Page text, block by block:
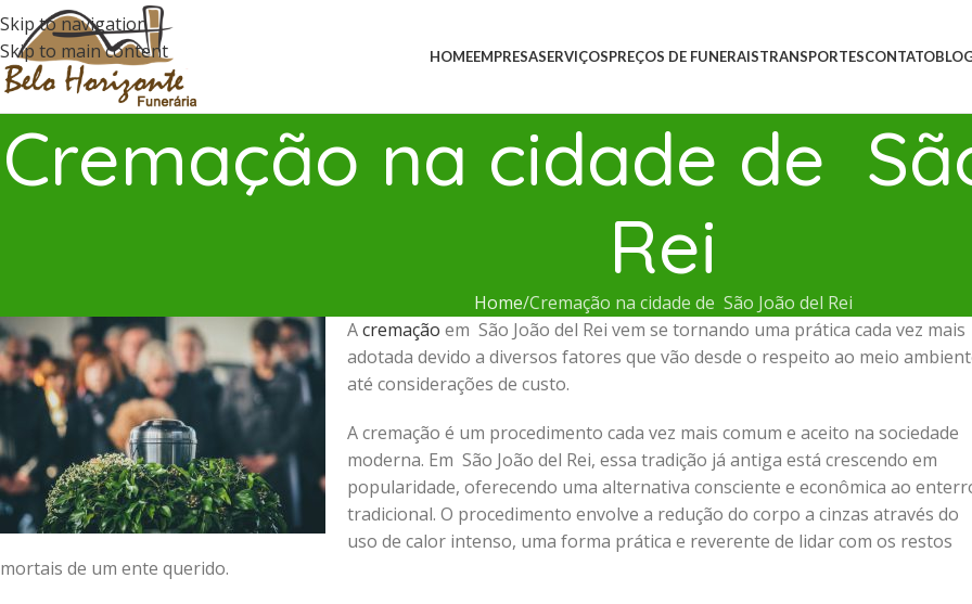
Skip to navigation
Skip to main content
HOMEEMPRESASERVIÇOSPREÇOS DE FUNERAISTRANSPORTESCONTATO
Cremação na cidade de
Rei
Home Cremação na cidade de São João del Rei
Acremação em São João del Rei vem se tornando uma prática cada vez mais
adotada devido a diversos fatores que vão desde o respeito ao meio
até considerações de custo.
A cremação é um procedimento cada vez mais comum e aceito na sociedade
moderna. Em São João del Rei, essa tradição já antiga está crescendo em
popularidade, oferecendo uma alternativa consciente e econômica ao
tradicional. O procedimento envolve a redução do corpo a cinzas através do
uso de calor intenso, uma forma prática e reverente de lidar com os restos
mortais de um ente querido.